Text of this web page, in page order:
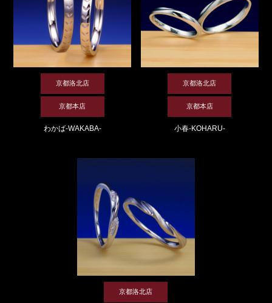
京都洛北店
京都本店
わかば-WAKABA-
京都洛北店
京都本店
小春-KOHARU-
京都洛北店